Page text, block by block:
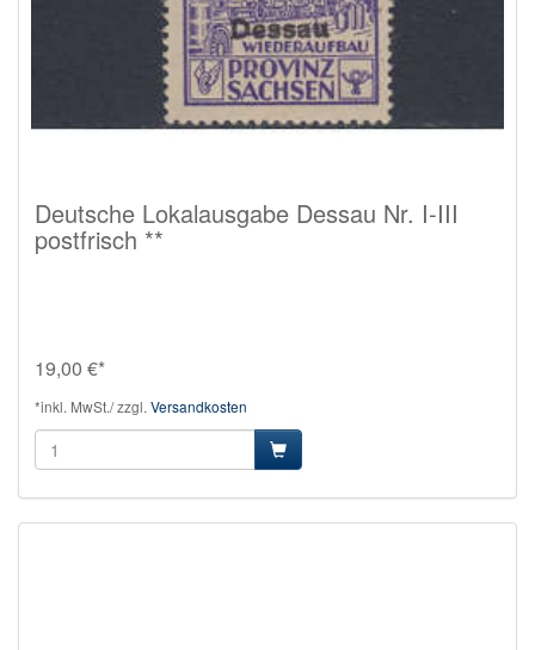
Deutsche Lokalausgabe Dessau Nr. I-III
postfrisch **
19,00 €*
*inkl. MwSt./ zzgl. Versandkosten